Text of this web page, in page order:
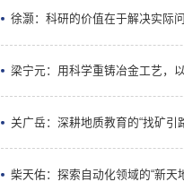
徐灏：科研的价值在于解决实际
梁宁元：用科学重铸冶金工艺，
关广岳：深耕地质教育的“找矿引
柴天佑：探索自动化领域的“新天